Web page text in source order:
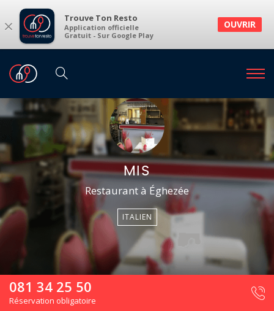
× Trouve Ton Resto
Application officielle
Gratuit - Sur Google Play
OUVRIR
MIS
Restaurant à Éghezée
ITALIEN
081 34 25 50
Réservation obligatoire